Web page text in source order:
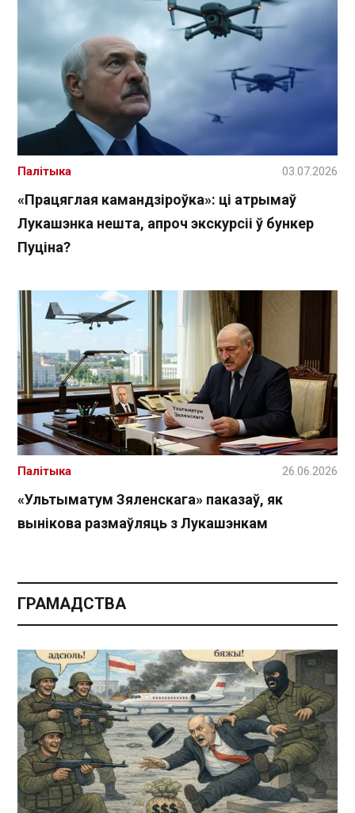
«Працяглая камандзіроўка»: ці атрымаў
Лукашэнка нешта, апроч экскурсіі ў бункер
Пуціна?
Палітыка 03.07.2026
«Ультыматум Зяленскага» паказаў, як
вынікова размаўляць з Лукашэнкам
Палітыка 26.06.2026
ГРАМАДСТВА